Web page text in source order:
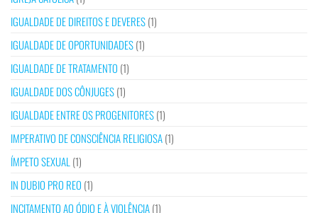
IGUALDADE DE DIREITOS E DEVERES(1)
IGUALDADE DE OPORTUNIDADES(1)
IGUALDADE DE TRATAMENTO (1)
IGUALDADE DOS CÔNJUGES(1)
IGUALDADE ENTRE OS PROGENITORES(1)
IMPERATIVO DE CONSCIÊNCIA RELIGIOSA(1)
ÍMPETO SEXUAL (1)
IN DUBIO PRO REO (1)
INCITAMENTO AO ÓDIO E À VIOLÊNCIA(1)